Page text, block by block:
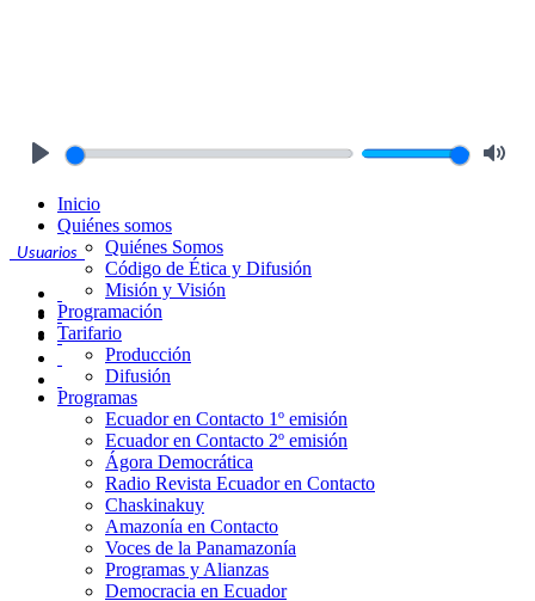
Usuarios
Inicio
Quiénes somos
Quiénes Somos
Código de Ética y Difusión
Misión y Visión
Programación
Tarifario
Producción
Difusión
Programas
Ecuador en Contacto 1º emisión
Ecuador en Contacto 2º emisión
Ágora Democrática
Radio Revista Ecuador en Contacto
Chaskinakuy
Amazonía en Contacto
Voces de la Panamazonía
Programas y Alianzas
Democracia en Ecuador